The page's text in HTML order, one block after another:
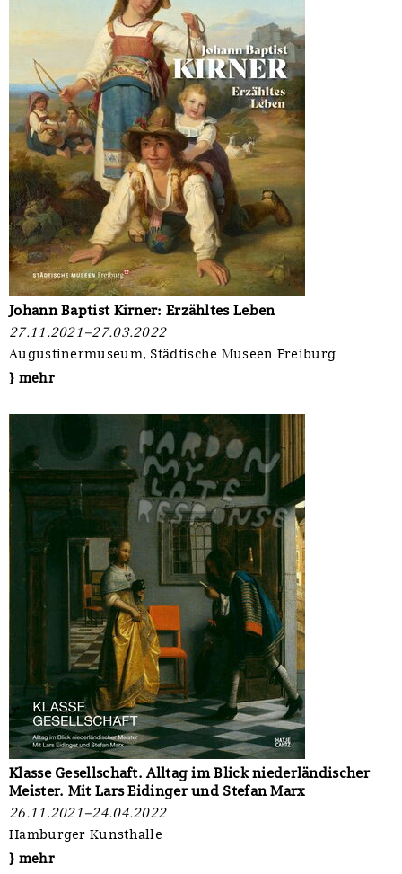
Johann Baptist Kirner: Erzähltes Leben
27.11.2021–27.03.2022
Augustinermuseum, Städtische Museen Freiburg
} mehr
Klasse Gesellschaft. Alltag im Blick niederländischer
Meister. Mit Lars Eidinger und Stefan Marx
26.11.2021–24.04.2022
Hamburger Kunsthalle
} mehr